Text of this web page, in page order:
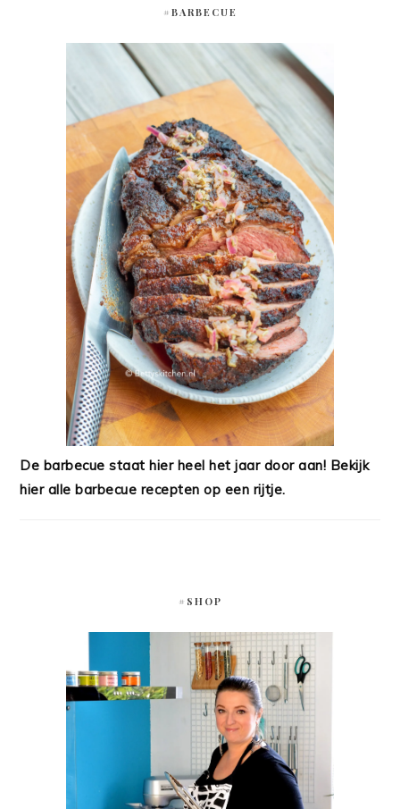
#BARBECUE
De barbecue staat hier heel het jaar door aan! Bekijk
hier alle barbecue recepten op een rijtje.
#SHOP